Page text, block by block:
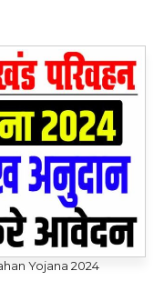
Yojana 2024